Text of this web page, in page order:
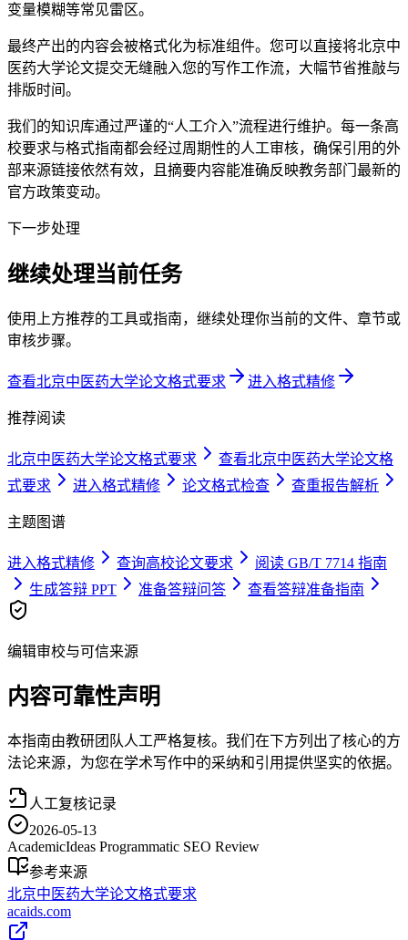
变量模糊等常见雷区。
最终产出的内容会被格式化为标准组件。您可以直接将北京中
医药大学论文提交无缝融入您的写作工作流，大幅节省推敲与
排版时间。
我们的知识库通过严谨的“人工介入”流程进行维护。每一条高
校要求与格式指南都会经过周期性的人工审核，确保引用的外
部来源链接依然有效，且摘要内容能准确反映教务部门最新的
官方政策变动。
下一步处理
继续处理当前任务
使用上方推荐的工具或指南，继续处理你当前的文件、章节或
审核步骤。
查看北京中医药大学论文格式要求 进入格式精修
推荐阅读
北京中医药大学论文格式要求
查看北京中医药大学论文格
式要求
进入格式精修 论文格式检查 查重报告解析
主题图谱
进入格式精修 查询高校论文要求
阅读 GB/T 7714 指南
生成答辩 PPT
准备答辩问答 查看答辩准备指南
编辑审校与可信来源
内容可靠性声明
本指南由教研团队人工严格复核。我们在下方列出了核心的方
法论来源，为您在学术写作中的采纳和引用提供坚实的依据。
人工复核记录
2026-05-13
AcademicIdeas Programmatic SEO Review
参考来源
北京中医药大学论文格式要求
acaids.com